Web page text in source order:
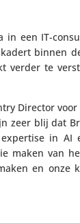
in een IT-
binnen
verder te
Director
zeer blij dat
in AI
maken van
en onze